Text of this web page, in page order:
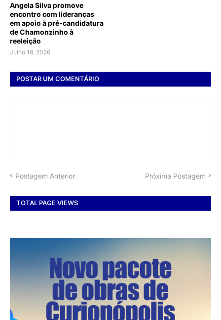
Angela Silva promove
encontro com lideranças
em apoio à pré-candidatura
de Chamonzinho à
reeleição
Julho 19, 2026
POSTAR UM COMENTÁRIO
Postagem Anterior Próxima Postagem
TOTAL PAGE VIEWS